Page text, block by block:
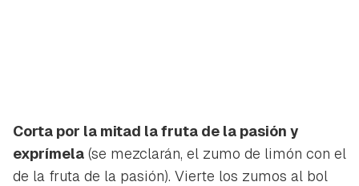
Para poder guardar como favorito, primero has de
iniciar sesión con tu cuenta de Hogarmanía.
Corta por la mitad la fruta de la pasión y
exprímela (se mezclarán, el zumo de limón con el
de la fruta de la pasión). Vierte los zumos al bol
Contenido enviado
Gracias por suscribirte a nuestro boletín.